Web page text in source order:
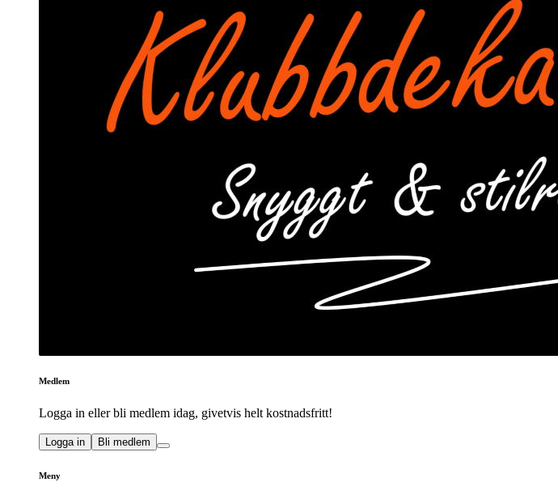
Medlem
Logga in eller bli medlem idag, givetvis helt kostnadsfritt!
Logga in Bli medlem
Meny